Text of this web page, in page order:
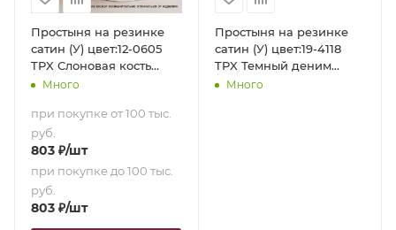
Простыня на резинке
сатин (У) цвет:12-0605
TPX Слоновая кость
(180х200х35)
Много
при покупке от 100 тыс.
руб.
803 ₽/шт
при покупке до 100 тыс.
руб.
803 ₽/шт
Простыня на резинке
сатин (У) цвет:19-4118
TPX Темный деним
(90х200х35)
Много